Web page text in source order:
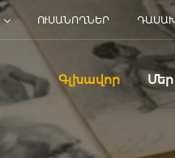
ՈՒՍԱՆՈՂՆԵՐ
Գլխավոր